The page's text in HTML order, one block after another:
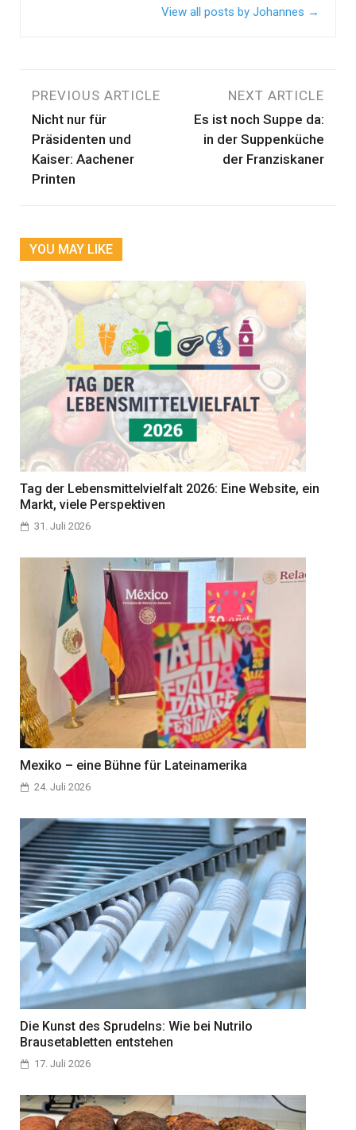
View all posts by Johannes →
Beitragsnavigation
PREVIOUS ARTICLE
Nicht nur für
Präsidenten und
Kaiser: Aachener
Printen
NEXT ARTICLE
Es ist noch Suppe da:
in der Suppenküche
der Franziskaner
YOU MAY LIKE
Tag der Lebensmittelvielfalt 2026: Eine Website, ein
Markt, viele Perspektiven
31. Juli 2026
Mexiko – eine Bühne für Lateinamerika
24. Juli 2026
Die Kunst des Sprudelns: Wie bei Nutrilo
Brausetabletten entstehen
17. Juli 2026